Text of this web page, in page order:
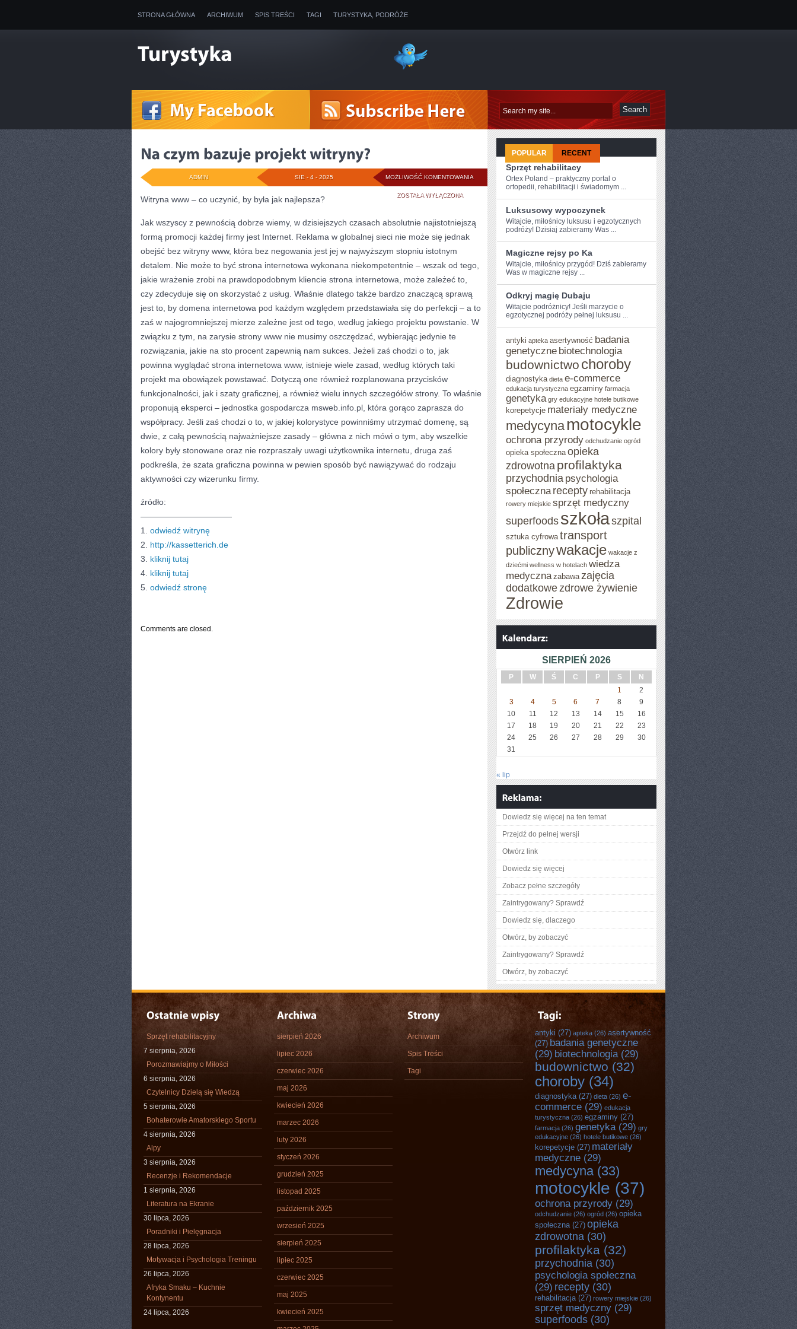
STRONA GŁÓWNA ARCHIWUM SPIS TREŚCI TAGI TURYSTYKA, PODRÓŻE
MOŻLIWOŚĆ KOMENTOWANIA
CZYM
BAZUJE
PROJEKT
WITRYNY?
ZOSTAŁA WYŁĄCZONA
SIE - 4 - 2025
ADMIN
Witryna www – co uczynić, by była jak najlepsza?
Jak wszyscy z pewnością dobrze wiemy, w dzisiejszych czasach absolutnie najistotniejszą
formą promocji każdej firmy jest Internet. Reklama w globalnej sieci nie może się jednak
obejść bez witryny www, która bez negowania jest jej w najwyższym stopniu istotnym
detalem. Nie może to być strona internetowa wykonana niekompetentnie – wszak od tego,
jakie wrażenie zrobi na prawdopodobnym kliencie strona internetowa, może zależeć to,
czy zdecyduje się on skorzystać z usług. Właśnie dlatego także bardzo znaczącą sprawą
jest to, by domena internetowa pod każdym względem przedstawiała się do perfekcji – a to
zaś w najogromniejszej mierze zależne jest od tego, według jakiego projektu powstanie. W
związku z tym, na zarysie strony www nie musimy oszczędzać, wybierając jedynie te
rozwiązania, jakie na sto procent zapewnią nam sukces. Jeżeli zaś chodzi o to, jak
powinna wyglądać strona internetowa www, istnieje wiele zasad, według których taki
projekt ma obowiązek powstawać. Dotyczą one również rozplanowana przycisków
funkcjonalności, jak i szaty graficznej, a również wielu innych szczegółów strony. To właśnie
proponują eksperci – jednostka gospodarcza msweb.info.pl, która gorąco zaprasza do
współpracy. Jeśli zaś chodzi o to, w jakiej kolorystyce powinniśmy utrzymać domenę, są
dwie, z całą pewnością najważniejsze zasady – główna z nich mówi o tym, aby wszelkie
kolory były stonowane oraz nie rozpraszały uwagi użytkownika internetu, druga zaś
podkreśla, że szata graficzna powinna w pewien sposób być nawiązywać do rodzaju
aktywności czy wizerunku firmy.
źródło:
———————————
1. odwiedź witrynę
2. http://kassetterich.de
3. kliknij tutaj
4. kliknij tutaj
5. odwiedź stronę
Comments are closed.
POPULAR RECENT
Sprzęt rehabilitacy
Ortex Poland – praktyczny portal o
ortopedii, rehabilitacji i świadomym ...
Luksusowy wypoczynek
Witajcie,‍ miłośnicy luksusu i egzotycznych
podróży! Dzisiaj zabieramy Was ...
Magiczne rejsy po Ka
Witajcie, miłośnicy przygód! Dziś zabieramy
Was w ⁤magiczne rejsy⁤ ...
Odkryj magię Dubaju
Witajcie podróżnicy! Jeśli​ marzycie o
egzotycznej podróży pełnej luksusu ...
antyki apteka asertywność badania
genetyczne biotechnologia
budownictwo choroby
diagnostyka dieta e-commerce
edukacja turystyczna egzaminy farmacja
genetyka gry edukacyjne hotele butikowe
korepetycje materiały medyczne
medycyna motocykle
ochrona przyrody odchudzanie ogród
opieka społeczna opieka
zdrowotna profilaktyka
przychodnia psychologia
społeczna recepty rehabilitacja
rowery miejskie sprzęt medyczny
superfoods szkołaszpital
sztuka cyfrowa transport
publicznywakacje wakacje z
dziećmi wellness w hotelach wiedza
medyczna zabawa zajęcia
dodatkowezdrowe żywienie
Zdrowie
SIERPIEŃ 2026
P W Ś C P S
N
1
2
3
4 5 6 7 8
9
10
11 12 13 14 15
16
17
18 19 20 21 22
23
24
25 26 27 28 29
30
31
« lip
Dowiedz się więcej na ten temat
Przejdź do pełnej wersji
Otwórz link
Dowiedz się więcej
Zobacz pełne szczegóły
Zaintrygowany? Sprawdź
Dowiedz się, dlaczego
Otwórz, by zobaczyć
Zaintrygowany? Sprawdź
Otwórz, by zobaczyć
Sprzęt rehabilitacyjny
7 sierpnia, 2026
Porozmawiajmy o Miłości
6 sierpnia, 2026
Czytelnicy Dzielą się Wiedzą
5 sierpnia, 2026
Bohaterowie Amatorskiego Sportu
4 sierpnia, 2026
Alpy
3 sierpnia, 2026
Recenzje i Rekomendacje
1 sierpnia, 2026
Literatura na Ekranie
30 lipca, 2026
Poradniki i Pielęgnacja
28 lipca, 2026
Motywacja i Psychologia Treningu
26 lipca, 2026
Afryka Smaku – Kuchnie
Kontynentu
24 lipca, 2026
sierpień 2026
lipiec 2026
czerwiec 2026
maj 2026
kwiecień 2026
marzec 2026
luty 2026
styczeń 2026
grudzień 2025
listopad 2025
październik 2025
wrzesień 2025
sierpień 2025
lipiec 2025
czerwiec 2025
maj 2025
kwiecień 2025
Archiwum
Spis Treści
Tagi
antyki (27) apteka (26) asertywność
(27) badania genetyczne
(29) biotechnologia (29)
budownictwo (32)
choroby (34)
diagnostyka(27) dieta (26) e-
commerce (29) edukacja
turystyczna (26) egzaminy (27)
farmacja (26) genetyka (29) gry
edukacyjne (26) hotele butikowe (26)
korepetycje (27) materiały
medyczne (29)
medycyna(33)
motocykle (37)
ochrona przyrody (29)
odchudzanie (26) ogród (26) opieka
społeczna(27) opieka
zdrowotna (30)
profilaktyka (32)
przychodnia (30)
psychologia społeczna
(29) recepty (30)
rehabilitacja(27) rowery miejskie (26)
sprzęt medyczny (29)
superfoods (30)